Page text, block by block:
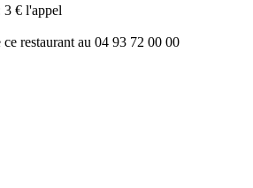
3 € l'appel
restaurant au 04 93 72 00 00